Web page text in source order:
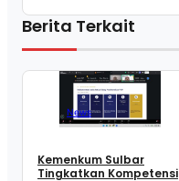
Berita Terkait
News
Kemenkum Sulbar
Tingkatkan Kompetensi